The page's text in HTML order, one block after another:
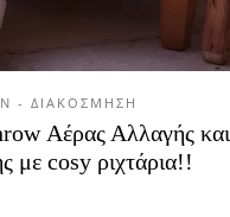
- ΔΙΑΚΟΣΜΗΣΗ
Αέρας Αλλαγής και
με cosy ριχτάρια!!